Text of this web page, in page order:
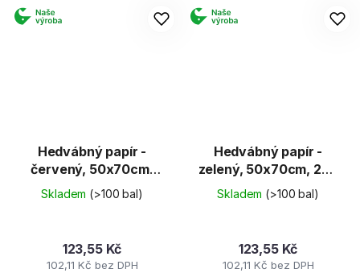
Hedvábný papír -
červený, 50x70cm,
20g (26 listů)
Skladem (>100 bal)
102,11 Kč bez DPH
123,55 Kč
Hedvábný papír -
zelený, 50x70cm, 20g
(26 listů)
Skladem (>100 bal)
102,11 Kč bez DPH
123,55 Kč